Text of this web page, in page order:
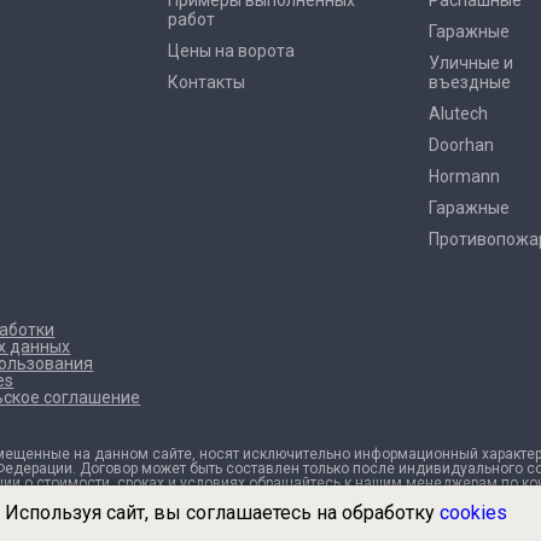
работ
Цены на ворота
Контакты
Гаражные
Уличные и
въездные
Alutech
Doorhan
Hormann
Гаражные
данных
соглашение
на данном сайте, носят исключительно информационный
Договор может быть составлен только после индивидуального
о стоимости, сроках и условиях обращайтесь к нашим менеджерам по
Используя сайт, вы соглашаетесь на обработку cookies